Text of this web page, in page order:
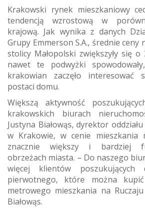
Krakowski rynek mieszkaniowy
tendencją wzrostową w
krajową. Jak wynika z danych
Grupy Emmerson S.A., średnie ceny
stolicy Małopolski zwiększyły się o
nawet te podwyżki
krakowian zaczęło interesować
postaci domu.
Większą aktywność
krakowskich biurach
Justyna Białowąs, dyrektor
w Krakowie, w cenie mieszkania
znacznie większy i bardziej
obrzeżach miasta. – Do naszego
więcej klientów
pierwotnego, które można
metrowego mieszkania na
Białowąs.